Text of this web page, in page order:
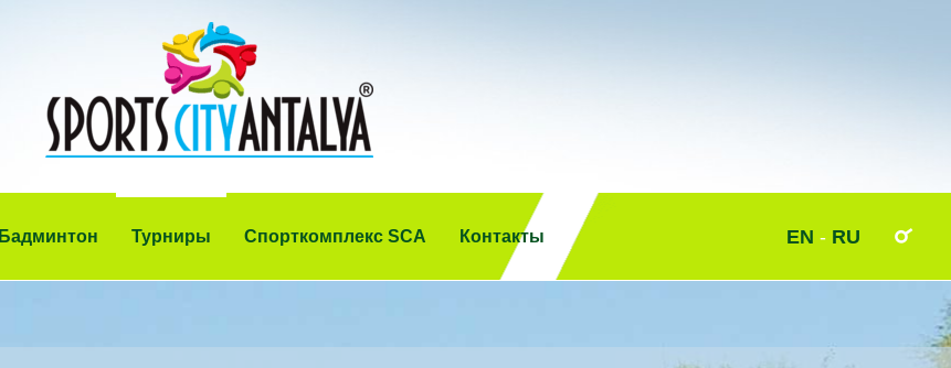
Бадминтон Турниры Спорткомплекс SCA Контакты EN - RU